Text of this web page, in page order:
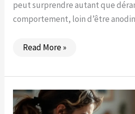
peut surprendre autant que
comportement, loin d’être
Chat
lit
la
nuit
Read More »